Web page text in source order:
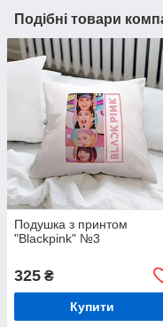
Подібні товари
Подушка з принтом
"Blackpink" №3
325 ₴
Купити